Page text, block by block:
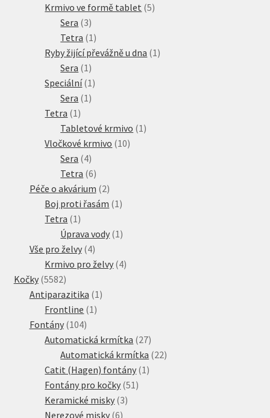
produkty
Krmivo ve formě tablet 55
Sera 33
produkty
Tetra 11
produkt
Ryby žijící převážně u dna 11
Sera 11
produkt
Speciální 11
Sera 11
Tetra 11
produkt
Tabletové krmivo 11
Vločkové krmivo 1010
Sera 44
produkty
Tetra 66
produktů
Péče o akvárium 22
produkty
Boj proti řasám 11
Tetra 11
produkt
Úprava vody 11
Vše pro želvy 44
produkty
Krmivo pro želvy 44
Kočky 55825582
produktů
Antiparazitika 11
Frontline 11
Fontány 104104
produktů
Automatická krmítka 2727
produktů
Automatická krmítka 2222
Catit (Hagen) fontány 11
Fontány pro kočky 5151
Keramické misky 33
Nerezové misky 66